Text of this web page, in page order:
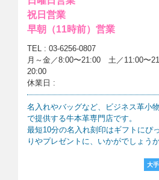
祝日営業
早朝（11時前）営業
TEL : 03-6256-0807
月～金／8:00〜21:00 土／11:00〜
20:00
休業日 :
名入れやバッグなど、ビジネス革小
で提供する牛本革専門店です。
最短10分の名入れ刻印はギフトにぴ
りやプレゼントに、いかがでしょうか
大